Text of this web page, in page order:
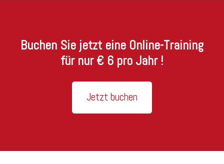
Buchen Sie jetzt eine Online-Training
für nur € 6 pro Jahr !
Jetzt buchen